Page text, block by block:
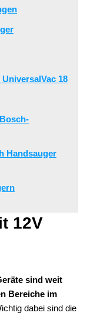
18
Handsauger
12V
sind weit
Bereiche im
dabei sind die